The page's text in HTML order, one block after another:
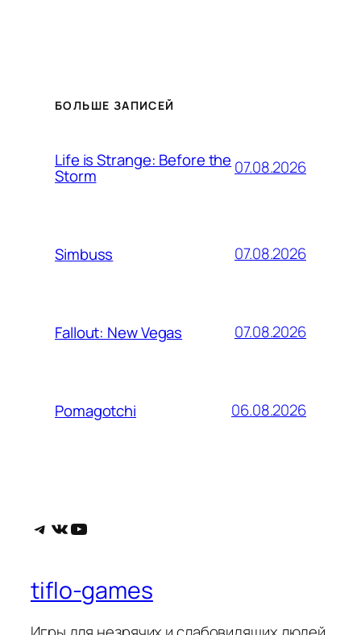
БОЛЬШЕ ЗАПИСЕЙ
Life is Strange: Before the
Storm 07.08.2026
Simbuss 07.08.2026
Fallout: New Vegas 07.08.2026
Pomagotchi 06.08.2026
Telegram
ВКонтакте
YouTube
tiflo-games